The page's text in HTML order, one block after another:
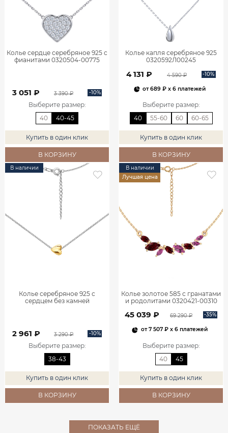
Колье сердце серебряное 925 с
фианитами 0320504-00775
3 051 ₽ 3 390 ₽ -10%
Выберите размер:
40
40-45
Купить в один клик
В КОРЗИНУ
Колье капля серебряное 925
0320592Л00245
4 131 ₽ 4 590 ₽ -10%
от689 ₽ x 6 платежей
Выберите размер:
40
55-60 60 60-65
Купить в один клик
В КОРЗИНУ
В наличии
Колье серебряное 925 с
сердцем без камней
2 961 ₽ 3 290 ₽ -10%
Выберите размер:
38-43
Купить в один клик
В КОРЗИНУ
В наличии
Лучшая цена
Колье золотое 585 с гранатами
и родолитами 0320421-00310
45 039 ₽ 69 290 ₽ -35%
от7 507 ₽x 6 платежей
Выберите размер:
40
45
Купить в один клик
В КОРЗИНУ
ПОКАЗАТЬ ЕЩЁ